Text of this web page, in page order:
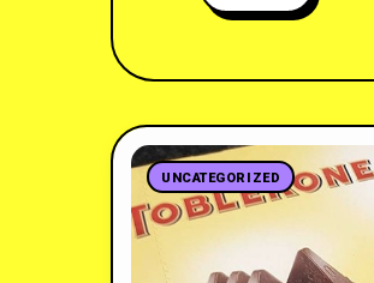
UNCATEGORIZED